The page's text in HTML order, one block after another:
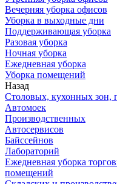
Вечерняя уборка офисов
Уборка в выходные дни
Поддерживающая уборка
Разовая уборка
Ночная уборка
Ежедневная уборка
Уборка помещений
Назад
Столовых, кухонных зон,
Автомоек
Производственных
Автосервисов
Байссейнов
Лабораторий
Ежедневная уборка
помещений